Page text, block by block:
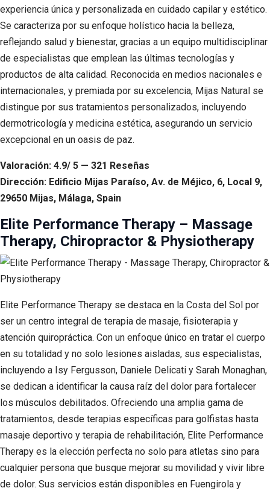
experiencia única y personalizada en cuidado capilar y estético.
Se caracteriza por su enfoque holístico hacia la belleza,
reflejando salud y bienestar, gracias a un equipo multidisciplinar
de especialistas que emplean las últimas tecnologías y
productos de alta calidad. Reconocida en medios nacionales e
internacionales, y premiada por su excelencia, Mijas Natural se
distingue por sus tratamientos personalizados, incluyendo
dermotricología y medicina estética, asegurando un servicio
excepcional en un oasis de paz.
Valoración: 4.9/ 5 — 321 Reseñas
Dirección: Edificio Mijas Paraíso, Av. de Méjico, 6, Local 9,
29650 Mijas, Málaga, Spain
Elite Performance Therapy – Massage
Therapy, Chiropractor & Physiotherapy
Elite Performance Therapy se destaca en la Costa del Sol por
ser un centro integral de terapia de masaje, fisioterapia y
atención quiropráctica. Con un enfoque único en tratar el cuerpo
en su totalidad y no solo lesiones aisladas, sus especialistas,
incluyendo a Isy Fergusson, Daniele Delicati y Sarah Monaghan,
se dedican a identificar la causa raíz del dolor para fortalecer
los músculos debilitados. Ofreciendo una amplia gama de
tratamientos, desde terapias específicas para golfistas hasta
masaje deportivo y terapia de rehabilitación, Elite Performance
Therapy es la elección perfecta no solo para atletas sino para
cualquier persona que busque mejorar su movilidad y vivir libre
de dolor. Sus servicios están disponibles en Fuengirola y